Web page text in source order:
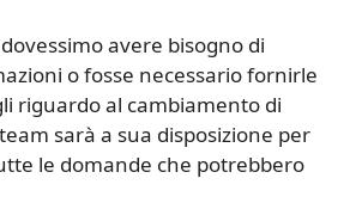
avere bisogno di
o fosse necessario fornirle
riguardo al cambiamento di
sarà a sua disposizione per
le domande che potrebbero